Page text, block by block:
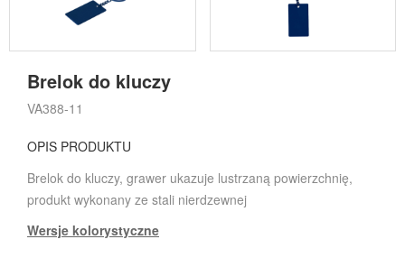
Brelok do kluczy
VA388-11
OPIS PRODUKTU
Brelok do kluczy, grawer ukazuje lustrzaną powierzchnię,
produkt wykonany ze stali nierdzewnej
Wersje kolorystyczne